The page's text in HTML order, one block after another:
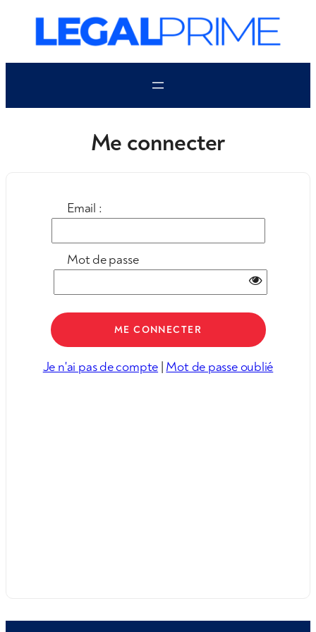
contenu
Me connecter
Email :
Mot de passe
Je n'ai pas de compte | Mot de passe oublié